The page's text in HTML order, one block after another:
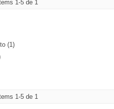
1-5 de 1
(1)
1-5 de 1